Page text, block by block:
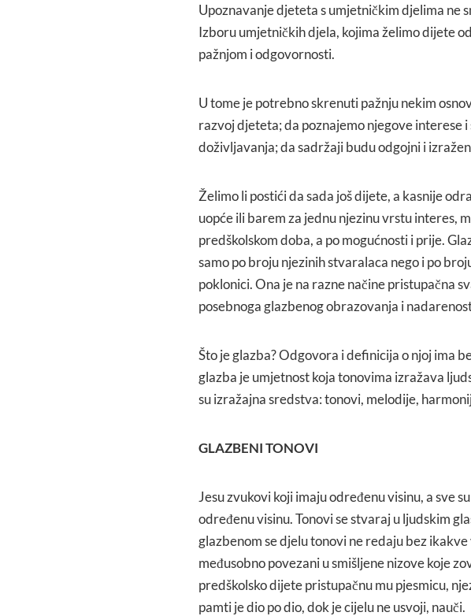
Upoznavanje djeteta s umjetničkim djelima ne
Izboru umjetničkih djela, kojima želimo dijete
pažnjom i odgovornosti.
U tome je potrebno skrenuti pažnju nekim
razvoj djeteta; da poznajemo njegove interese i
doživljavanja; da sadržaji budu odgojni i
Želimo li postići da sada još dijete, a kasnije
uopće ili barem za jednu njezinu vrstu interes,
predškolskom doba, a po mogućnosti i prije.
samo po broju njezinih stvaralaca nego i po
poklonici. Ona je na razne načine pristupačna
posebnoga glazbenog obrazovanja i
Što je glazba? Odgovora i definicija o njoj ima
glazba je umjetnost koja tonovima izražava
su izražajna sredstva: tonovi, melodije,
GLAZBENI TONOVI
Jesu zvukovi koji imaju određenu visinu, a sve
određenu visinu. Tonovi se stvaraj u ljudskim
glazbenom se djelu tonovi ne redaju bez
međusobno povezani u smišljene nizove koje
predškolsko dijete pristupačnu mu pjesmicu,
pamti je dio po dio, dok je cijelu ne usvoji, nauči.